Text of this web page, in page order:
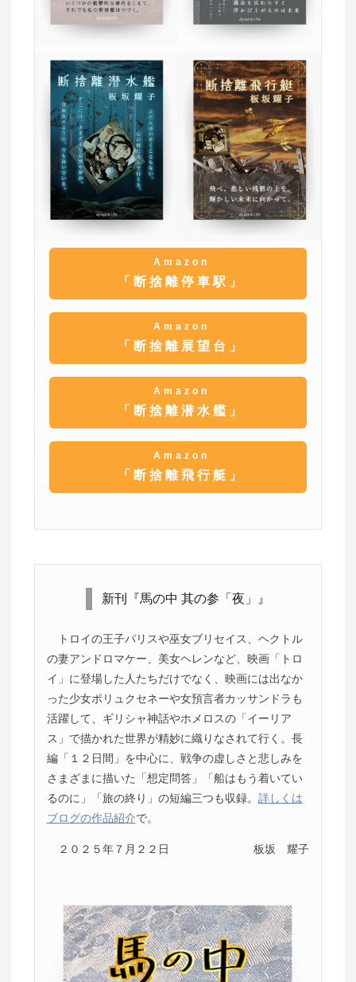
Amazon
「断捨離停車駅」
Amazon
「断捨離展望台」
Amazon
「断捨離潜水艦」
Amazon
「断捨離飛行艇」
新刊『馬の中 其の参「夜」』
トロイの王子パリスや巫女ブリセイス、ヘクトル
の妻アンドロマケー、美女ヘレンなど、映画「トロ
イ」に登場した人たちだけでなく、映画には出なか
った少女ポリュクセネーや女預言者カッサンドラも
活躍して、ギリシャ神話やホメロスの「イーリア
ス」で描かれた世界が精妙に織りなされて行く。長
編「１２日間」を中心に、戦争の虚しさと悲しみを
さまざまに描いた「想定問答」「船はもう着いてい
るのに」「旅の終り」の短編三つも収録。 詳しくは
ブログの作品紹介で。
２０２５年７月２２日 板坂 耀子